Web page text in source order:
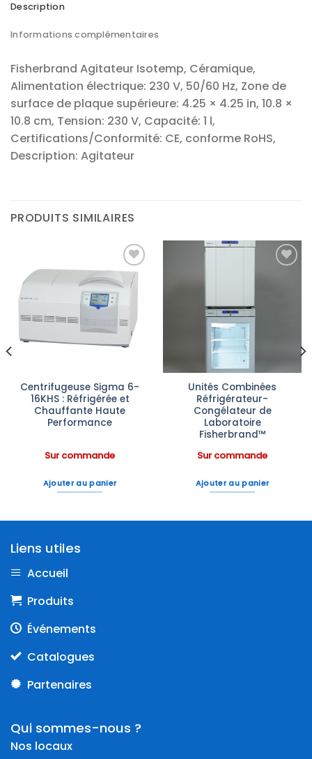
Description
Informations complémentaires
Fisherbrand Agitateur Isotemp, Céramique,
Alimentation électrique: 230 V, 50/60 Hz, Zone de
surface de plaque supérieure: 4.25 × 4.25 in, 10.8 ×
10.8 cm, Tension: 230 V, Capacité: 1 l,
Certifications/Conformité: CE, conforme RoHS,
Description: Agitateur
PRODUITS SIMILAIRES
Ajouter
à la liste
d’envies
Centrifugeuse Sigma 6-
16KHS : Réfrigérée et
Chauffante Haute
Performance
Sur commande
Ajouter au panier
Unités Combinées
Réfrigérateur-
Congélateur de
Laboratoire
Fisherbrand™
Sur commande
Ajouter au panier
Liens utiles
Accueil
Produits
Événements
Catalogues
Partenaires
Qui sommes-nous ?
Nos locaux